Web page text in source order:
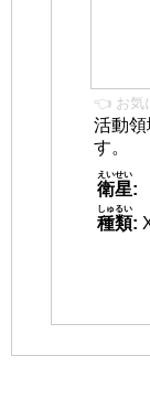
👈 お気
活動領
す。
衛星
えいせい
:
種類
しゅるい
: